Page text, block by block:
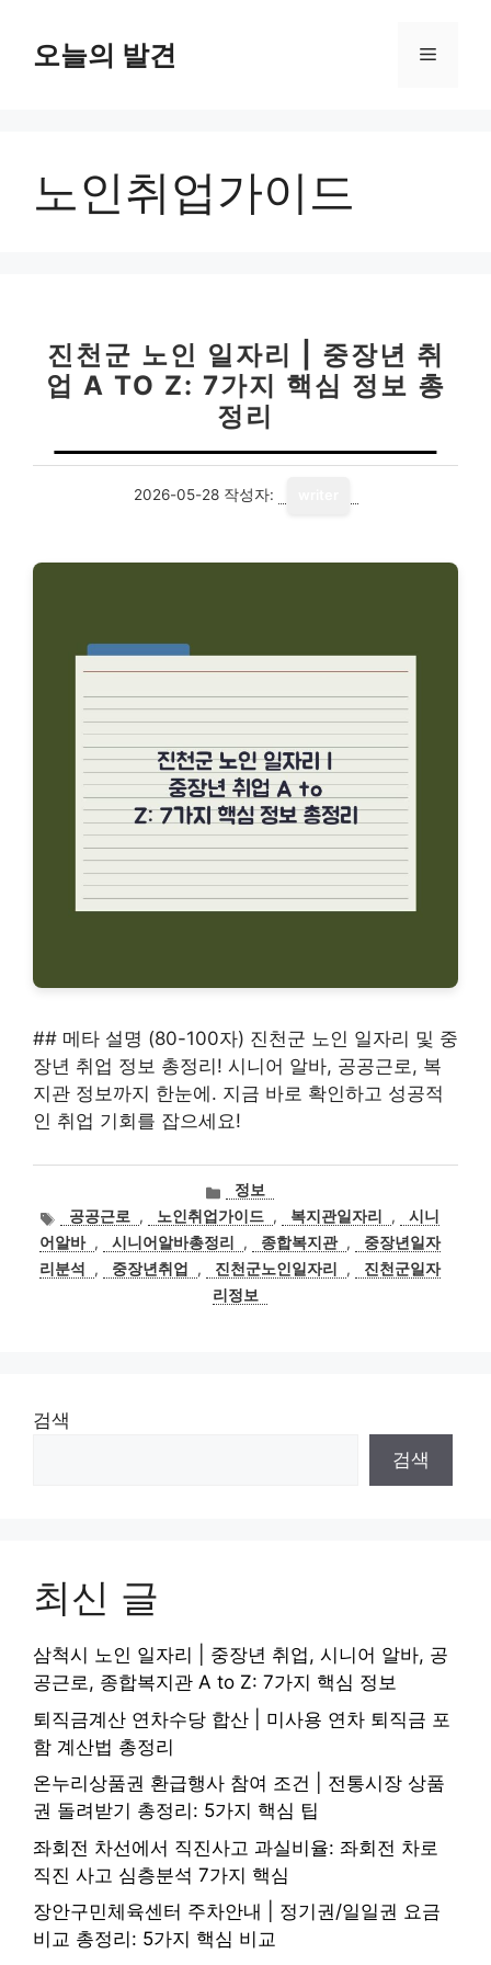
오늘의 발견 메
노인취업가이드
진천군 노인 일자리 | 중장년 취
업 A TO Z: 7가지 핵심 정보 총
정리
2026-05-28 작성자:
## 메타 설명 (80-100자) 진천군 노인 일자리 및 중
장년 취업 정보 총정리! 시니어 알바, 공공근로, 복
지관 정보까지 한눈에. 지금 바로 확인하고 성공적
인 취업 기회를 잡으세요!
카
테
고
리
정보
태
그
공공근로 , 노인취업가이드 , 복지관일자리 ,
시니
어알바 , 시니어알바총정리 , 종합복지관 ,
중장년일자
리분석
, 중장년취업 , 진천군노인일자리 ,
진천군일자
리정보
검색
검색
최신 글
삼척시 노인 일자리 | 중장년 취업, 시니어 알바, 공
공근로, 종합복지관 A to Z: 7가지 핵심 정보
퇴직금계산 연차수당 합산 | 미사용 연차 퇴직금 포
함 계산법 총정리
온누리상품권 환급행사 참여 조건 | 전통시장 상품
권 돌려받기 총정리: 5가지 핵심 팁
좌회전 차선에서 직진사고 과실비율: 좌회전 차로
직진 사고 심층분석 7가지 핵심
장안구민체육센터 주차안내 | 정기권/일일권 요금
비교 총정리: 5가지 핵심 비교